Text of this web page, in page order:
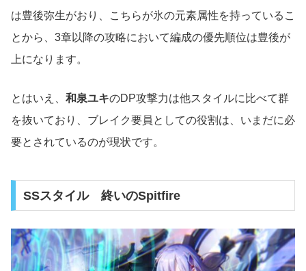
は豊後弥生がおり、こちらが氷の元素属性を持っているこ
とから、3章以降の攻略において編成の優先順位は豊後が
上になります。
とはいえ、 和泉ユキのDP攻撃力は他スタイルに比べて群
を抜いており、ブレイク要員としての役割は、いまだに必
要とされているのが現状です。
SSスタイル 終いのSpitfire